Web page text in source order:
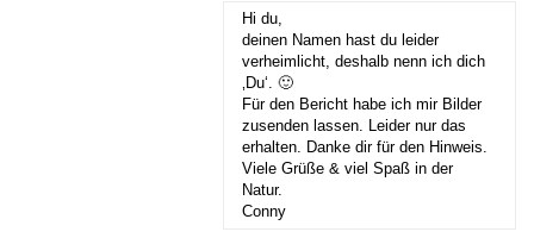
Hi du,
deinen Namen hast du leider
verheimlicht, deshalb nenn ich dich
‚Du‘. 🙂
Für den Bericht habe ich mir Bilder
zusenden lassen. Leider nur das
erhalten. Danke dir für den Hinweis.
Viele Grüße & viel Spaß in der
Natur.
Conny